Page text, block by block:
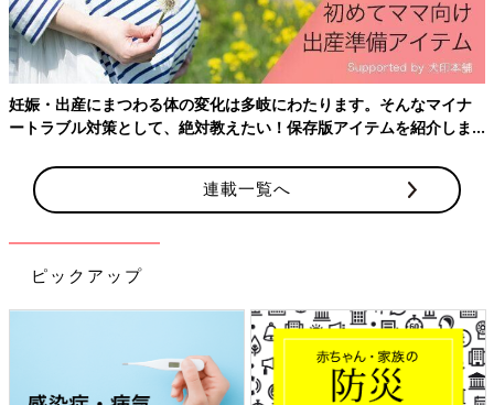
妊娠・出産にまつわる体の変化は多岐にわたります。そんなマイナ
ートラブル対策として、絶対教えたい！保存版アイテムを紹介しま
連載一覧へ
ピックアップ